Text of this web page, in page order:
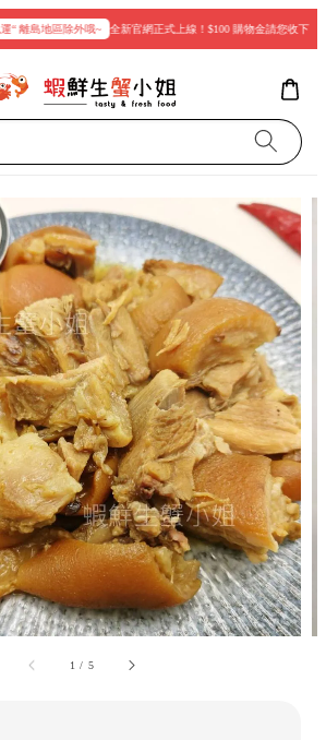
離島地區除外哦~ 全新官網正式上線！$100 購物金請您收下
1 / 5